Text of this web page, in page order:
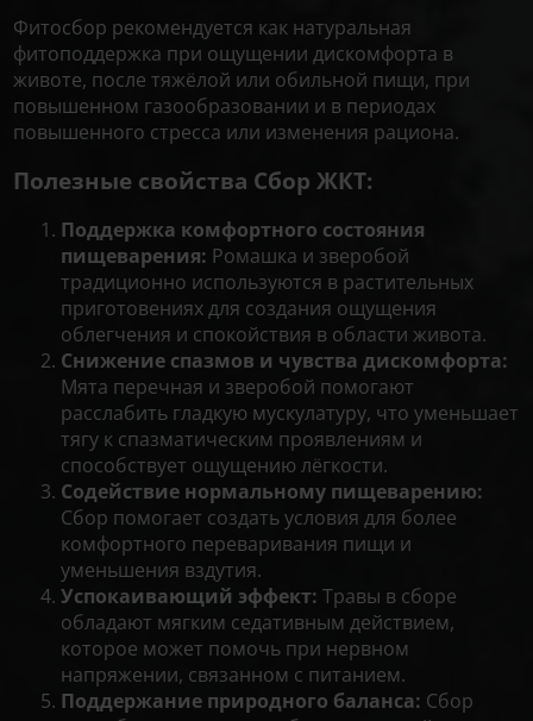
Фитосбор рекомендуется как натуральная
фитоподдержка при ощущении дискомфорта в
животе, после тяжёлой или обильной пищи, при
повышенном газообразовании и в периодах
повышенного стресса или изменения рациона.
Полезные свойства Сбор ЖКТ:
Поддержка комфортного состояния
пищеварения: Ромашка и зверобой
традиционно используются в растительных
приготовениях для создания ощущения
облегчения и спокойствия в области живота.
Снижение спазмов и чувства дискомфорта:
Мята перечная и зверобой помогают
расслабить гладкую мускулатуру, что уменьшает
тягу к спазматическим проявлениям и
способствует ощущению лёгкости.
Содействие нормальному пищеварению:
Сбор помогает создать условия для более
комфортного переваривания пищи и
уменьшения вздутия.
Успокаивающий эффект: Травы в сборе
обладают мягким седативным действием,
которое может помочь при нервном
напряжении, связанном с питанием.
Поддержание природного баланса: Сбор